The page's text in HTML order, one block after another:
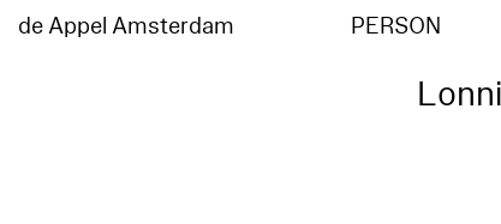
de Appel Amsterdam PERSON